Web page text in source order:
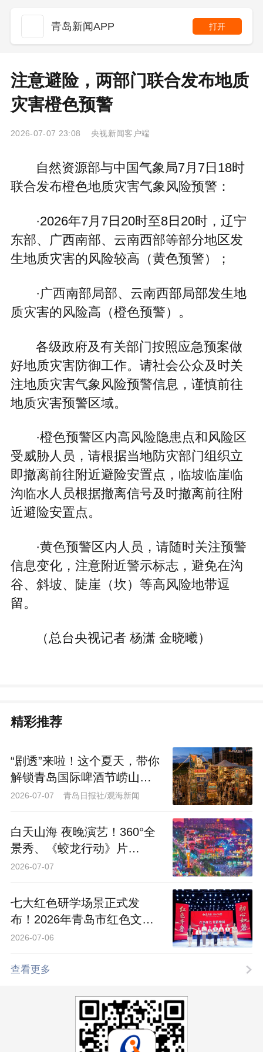
青岛新闻APP 打开
注意避险，两部门联合发布地质
灾害橙色预警
2026-07-07 23:08 央视新闻客户端
自然资源部与中国气象局7月7日18时
联合发布橙色地质灾害气象风险预警：
·2026年7月7日20时至8日20时，辽宁
东部、广西南部、云南西部等部分地区发
生地质灾害的风险较高（黄色预警）；
·广西南部局部、云南西部局部发生地
质灾害的风险高（橙色预警）。
各级政府及有关部门按照应急预案做
好地质灾害防御工作。请社会公众及时关
注地质灾害气象风险预警信息，谨慎前往
地质灾害预警区域。
·橙色预警区内高风险隐患点和风险区
受威胁人员，请根据当地防灾部门组织立
即撤离前往附近避险安置点，临坡临崖临
沟临水人员根据撤离信号及时撤离前往附
近避险安置点。
·黄色预警区内人员，请随时关注预警
信息变化，注意附近警示标志，避免在沟
谷、斜坡、陡崖（坎）等高风险地带逗
留。
（总台央视记者 杨潇 金晓曦）
精彩推荐
“剧透”来啦！这个夏天，带你
解锁青岛国际啤酒节崂山会
场的N种玩法
2026-07-07 青岛日报社/观海新闻
白天山海 夜晚演艺！360°全
景秀、《蛟龙行动》片
场……80多项体验青岛西海
2026-07-07
七大红色研学场景正式发
布！2026年青岛市红色文化
主题月盛大启动
2026-07-06
查看更多